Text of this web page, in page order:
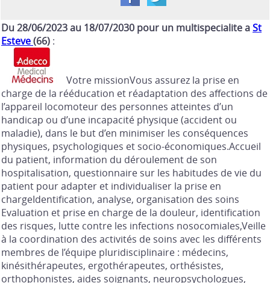
Du 28/06/2023 au 18/07/2030 pour un multispecialite aSt
Esteve(66) :
Votre missionVous assurez la prise en
charge de la rééducation et réadaptation des affections de
l’appareil locomoteur des personnes atteintes d’un
handicap ou d’une incapacité physique (accident ou
maladie), dans le but d’en minimiser les conséquences
physiques, psychologiques et socio-économiques.Accueil
du patient, information du déroulement de son
hospitalisation, questionnaire sur les habitudes de vie du
patient pour adapter et individualiser la prise en
chargeIdentification, analyse, organisation des soins
Evaluation et prise en charge de la douleur, identification
des risques, lutte contre les infections nosocomiales,Veille
à la coordination des activités de soins avec les différents
membres de l’équipe pluridisciplinaire : médecins,
kinésithérapeutes, ergothérapeutes, orthésistes,
orthophonistes, aides soignants, neuropsychologues,